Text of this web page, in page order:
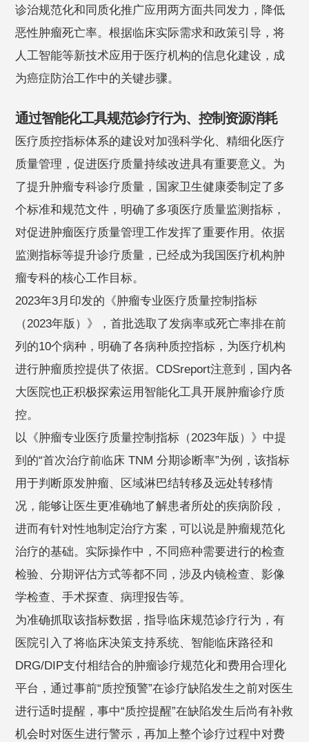
诊治规范化和同质化推广应用两方面共同发力，降低
恶性肿瘤死亡率。根据临床实际需求和政策引导，将
人工智能等新技术应用于医疗机构的信息化建设，成
为癌症防治工作中的关键步骤。
通过智能化工具规范诊疗行为、控制资源消耗
医疗质控指标体系的建设对加强科学化、精细化医疗
质量管理，促进医疗质量持续改进具有重要意义。为
了提升肿瘤专科诊疗质量，国家卫生健康委制定了多
个标准和规范文件，明确了多项医疗质量监测指标，
对促进肿瘤医疗质量管理工作发挥了重要作用。依据
监测指标等提升诊疗质量，已经成为我国医疗机构肿
瘤专科的核心工作目标。
2023年3月印发的《肿瘤专业医疗质量控制指标
（2023年版）》，首批选取了发病率或死亡率排在前
列的10个病种，明确了各病种质控指标，为医疗机构
进行肿瘤质控提供了依据。CDSreport注意到，国内各
大医院也正积极探索运用智能化工具开展肿瘤诊疗质
控。
以《肿瘤专业医疗质量控制指标（2023年版）》中提
到的“首次治疗前临床 TNM 分期诊断率”为例，该指标
用于判断原发肿瘤、区域淋巴结转移及远处转移情
况，能够让医生更准确地了解患者所处的疾病阶段，
进而有针对性地制定治疗方案，可以说是肿瘤规范化
治疗的基础。实际操作中，不同癌种需要进行的检查
检验、分期评估方式等都不同，涉及内镜检查、影像
学检查、手术探查、病理报告等。
为准确抓取该指标数据，指导临床规范诊疗行为，有
医院引入了将临床决策支持系统、智能临床路径和
DRG/DIP支付相结合的肿瘤诊疗规范化和费用合理化
平台，通过事前“质控预警”在诊疗缺陷发生之前对医生
进行适时提醒，事中“质控提醒”在缺陷发生后尚有补救
机会时对医生进行警示，再加上整个诊疗过程中对费